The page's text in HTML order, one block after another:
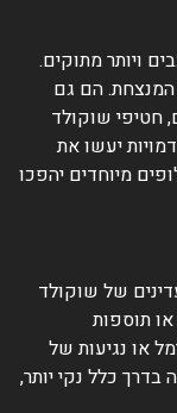
ויותר מתוקים.
המנצחת. הם גם
חטיפי שוקולד
יעשו את
מיוחדים יהפכו
של שוקולד
תוספות
או נגיעות של
בדרך כלל נקי יותר,